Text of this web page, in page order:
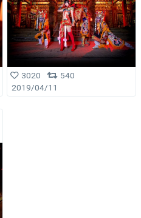
3020
540
2019/04/11